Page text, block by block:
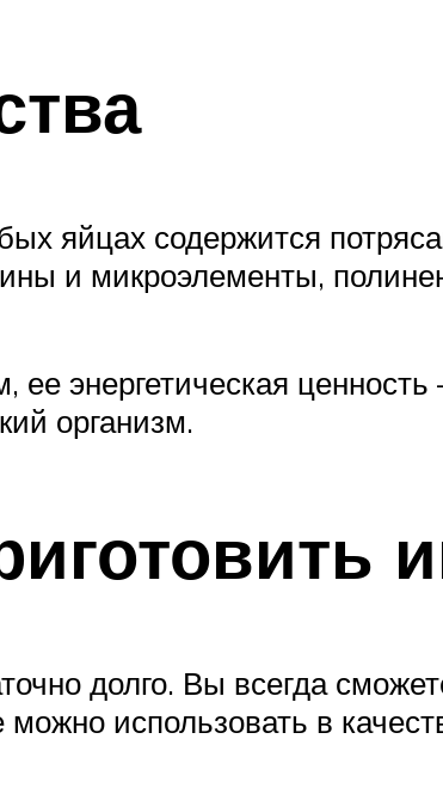
яйцах содержится
и микроэлементы,
энергетическая
организм.
долго. Вы всегда
использовать в